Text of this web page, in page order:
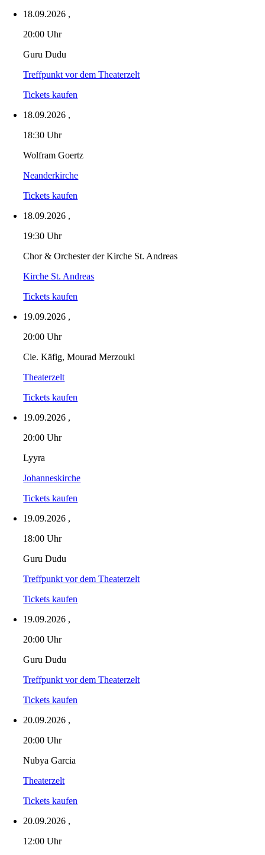
18.09.2026 ,
20:00 Uhr
Guru Dudu
Treffpunkt vor dem Theaterzelt
Tickets kaufen
18.09.2026 ,
18:30 Uhr
Wolfram Goertz
Neanderkirche
Tickets kaufen
18.09.2026 ,
19:30 Uhr
Chor & Orchester der Kirche St. Andreas
Kirche St. Andreas
Tickets kaufen
19.09.2026 ,
20:00 Uhr
Cie. Käfig, Mourad Merzouki
Theaterzelt
Tickets kaufen
19.09.2026 ,
20:00 Uhr
Lyyra
Johanneskirche
Tickets kaufen
19.09.2026 ,
18:00 Uhr
Guru Dudu
Treffpunkt vor dem Theaterzelt
Tickets kaufen
19.09.2026 ,
20:00 Uhr
Guru Dudu
Treffpunkt vor dem Theaterzelt
Tickets kaufen
20.09.2026 ,
20:00 Uhr
Nubya Garcia
Theaterzelt
Tickets kaufen
20.09.2026 ,
12:00 Uhr